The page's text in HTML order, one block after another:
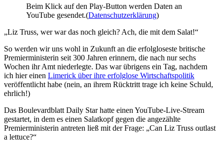
Beim Klick auf den Play-Button werden Daten an
YouTube gesendet.(Datenschutzerklärung)
„Liz Truss, wer war das noch gleich? Ach, die mit dem Salat!“
So werden wir uns wohl in Zukunft an die erfolgloseste britische
Premierministerin seit 300 Jahren erinnern, die nach nur sechs
Wochen ihr Amt niederlegte. Das war übrigens ein Tag, nachdem
ich hier einen Limerick über ihre erfolglose Wirtschaftspolitik
veröffentlicht habe (nein, an ihrem Rücktritt trage ich keine Schuld,
ehrlich!)
Das Boulevardblatt Daily Star hatte einen YouTube-Live-Stream
gestartet, in dem es einen Salatkopf gegen die angezählte
Premierministerin antreten ließ mit der Frage: „Can Liz Truss outlast
a lettuce?“